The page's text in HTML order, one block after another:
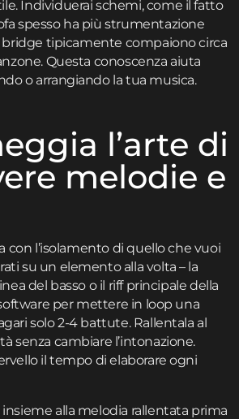
Individuerai schemi, come il fatto
spesso ha più strumentazione
bridge tipicamente compaiono circa
Questa conoscenza aiuta
o arrangiando la tua musica.
l’arte di
melodie e
con l’isolamento di quello che vuoi
su un elemento alla volta – la
del basso o il riff principale della
per mettere in loop una
solo 2-4 battute. Rallentala al
senza cambiare l’intonazione.
il tempo di elaborare ogni
alla melodia rallentata prima